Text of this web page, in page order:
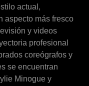
actual,
aspecto más fresco
y videos
profesional
coreógrafos y
se encuentran
Minogue y